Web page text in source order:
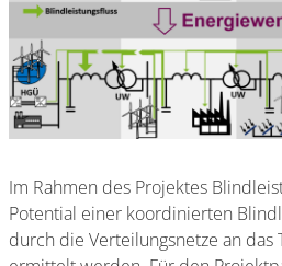
Im Rahmen des Projektes
Potential einer koordinierten
durch die Verteilungsnetze an das